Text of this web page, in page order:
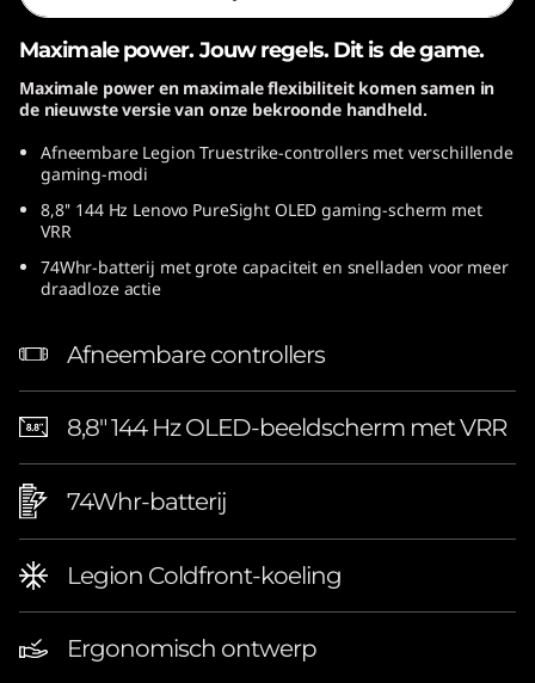
Maximale power. Jouw regels. Dit is de game.
Maximale power en maximale flexibiliteit komen samen in
de nieuwste versie van onze bekroonde handheld.
Afneembare Legion Truestrike-controllers met verschillende
gaming-modi
8,8'' 144 Hz Lenovo PureSight OLED gaming-scherm met
VRR
74Whr-batterij met grote capaciteit en snelladen voor meer
draadloze actie
Afneembare controllers
8,8" 144 Hz OLED-beeldscherm met VRR
74Whr-batterij
Legion Coldfront-koeling
Ergonomisch ontwerp